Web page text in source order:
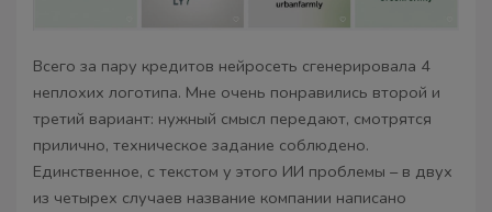
Всего за пару кредитов нейросеть сгенерировала 4
неплохих логотипа. Мне очень понравились второй и
третий вариант: нужный смысл передают, смотрятся
прилично, техническое задание соблюдено.
Единственное, с текстом у этого ИИ проблемы – в двух
из четырех случаев название компании написано